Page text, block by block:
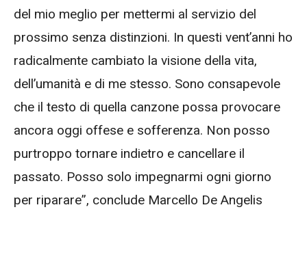
del mio meglio per mettermi al servizio del
prossimo senza distinzioni. In questi vent’anni ho
radicalmente cambiato la visione della vita,
dell’umanità e di me stesso. Sono consapevole
che il testo di quella canzone possa provocare
ancora oggi offese e sofferenza. Non posso
purtroppo tornare indietro e cancellare il
passato. Posso solo impegnarmi ogni giorno
per riparare”, conclude Marcello De Angelis